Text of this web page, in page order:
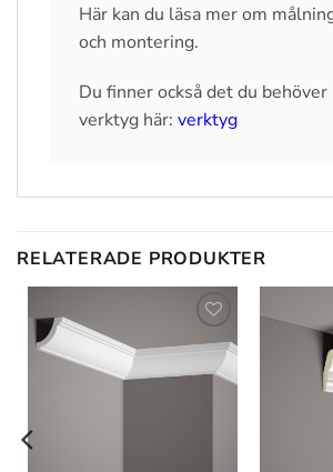
Här kan du läsa mer om
och montering.
Du finner också det du behöver
verktyg här: verktyg
RELATERADE PRODUKTER
Lägg till
i